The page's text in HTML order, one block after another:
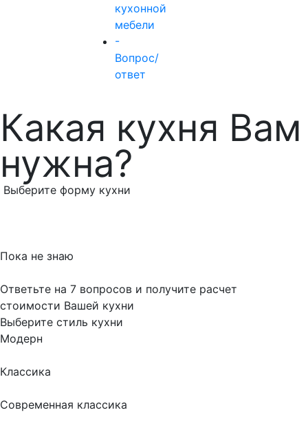
кухонной
мебели
-
Вопрос/
ответ
Какая кухня Вам
нужна?
Выберите форму кухни
Пока не знаю
Ответьте на 7 вопросов и получите расчет
стоимости Вашей кухни
Выберите стиль кухни
Модерн
Классика
Современная классика